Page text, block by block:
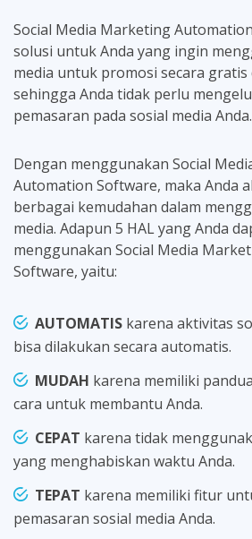
Social Media Marketing
solusi untuk Anda yang ingin
media untuk promosi secara gratis
sehingga Anda tidak perlu
pemasaran pada sosial media Anda.
Dengan menggunakan Social
Automation Software, maka Anda
berbagai kemudahan dalam
media. Adapun 5 HAL yang Anda
menggunakan Social Media
Software, yaitu:
AUTOMATIS karena aktivitas
bisa dilakukan secara automatis.
MUDAH karena memiliki
cara untuk membantu Anda.
CEPAT karena tidak
yang menghabiskan waktu Anda.
TEPAT karena memiliki fitur
pemasaran sosial media Anda.